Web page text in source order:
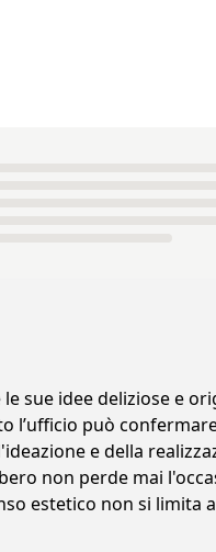
sue idee deliziose e
può
e della
non perde mai
estetico non si limita